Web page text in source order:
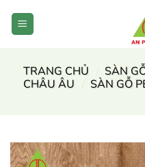
TRANG CHỦ
SÀN
CHÂU ÂU
SÀN GỖ